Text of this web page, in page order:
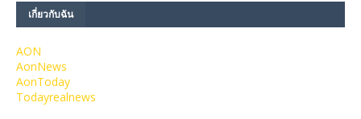
เกี่ยวกับฉัน
AON
AonNews
AonToday
Todayrealnews